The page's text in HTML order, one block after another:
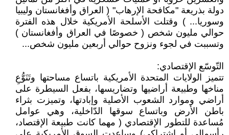
دولة بذريعة "مكافحة الإرهاب" ( العراق وأفغانستان وليبيا
وسوريا... ) وقتلت الأسلحة الأمريكية خلال هذه الفترة
حوالي مليون شخص ( خصوصًا في العراق وأفغانستان )
وتسببت في لجوء ونزوح حوالي أربعين مليون شخص...
التّوسّع الإقتصادي:
تتميز الولايات المتحدة الأمريكية باتساع مساحتها وتَنَوُّعِ
مناخها وطبيعة أراضيها وتضاريسها، بفعل السيطرة على
أراضي وموارد الشعوب الأصلية وإبادتها، وتميزت بثراء
باطن الأرض وباتساع سوقها الدّاخلية، وهي عوامل
مُساعدة للتطور الإقتصادي ( مهما كانت طبيعة الإقتصاد،